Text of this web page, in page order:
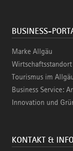
BUSINESS-
Marke Allgäu
Wirtschaftsstandort
Tourismus im
Business Service:
Innovation und
KONTAKT &